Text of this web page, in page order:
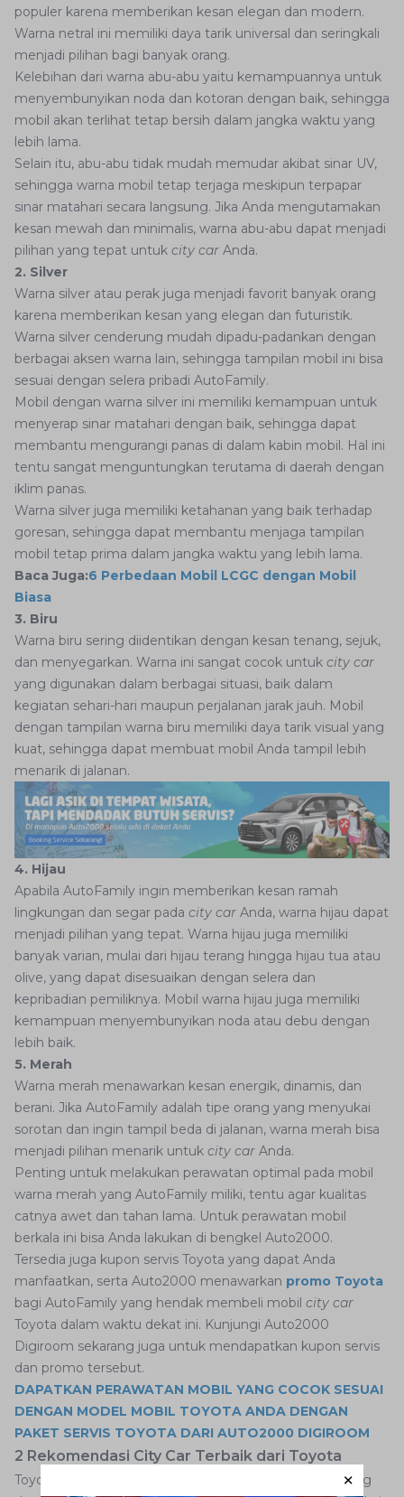
populer karena memberikan kesan elegan dan modern.
Warna netral ini memiliki daya tarik universal dan seringkali
menjadi pilihan bagi banyak orang.
Kelebihan dari warna abu-abu yaitu kemampuannya untuk
menyembunyikan noda dan kotoran dengan baik, sehingga
mobil akan terlihat tetap bersih dalam jangka waktu yang
lebih lama.
Selain itu, abu-abu tidak mudah memudar akibat sinar UV,
sehingga warna mobil tetap terjaga meskipun terpapar
sinar matahari secara langsung. Jika Anda mengutamakan
kesan mewah dan minimalis, warna abu-abu dapat menjadi
pilihan yang tepat untuk city car Anda.
2. Silver
Warna silver atau perak juga menjadi favorit banyak orang
karena memberikan kesan yang elegan dan futuristik.
Warna silver cenderung mudah dipadu-padankan dengan
berbagai aksen warna lain, sehingga tampilan mobil ini bisa
sesuai dengan selera pribadi AutoFamily.
Mobil dengan warna silver ini memiliki kemampuan untuk
menyerap sinar matahari dengan baik, sehingga dapat
membantu mengurangi panas di dalam kabin mobil. Hal ini
tentu sangat menguntungkan terutama di daerah dengan
iklim panas.
Warna silver juga memiliki ketahanan yang baik terhadap
goresan, sehingga dapat membantu menjaga tampilan
mobil tetap prima dalam jangka waktu yang lebih lama.
Baca Juga:6 Perbedaan Mobil LCGC dengan Mobil
Biasa
3. Biru
Warna biru sering diidentikan dengan kesan tenang, sejuk,
dan menyegarkan. Warna ini sangat cocok untuk city car
yang digunakan dalam berbagai situasi, baik dalam
kegiatan sehari-hari maupun perjalanan jarak jauh. Mobil
dengan tampilan warna biru memiliki daya tarik visual yang
kuat, sehingga dapat membuat mobil Anda tampil lebih
menarik di jalanan.
4. Hijau
Apabila AutoFamily ingin memberikan kesan ramah
lingkungan dan segar pada city car Anda, warna hijau dapat
menjadi pilihan yang tepat. Warna hijau juga memiliki
banyak varian, mulai dari hijau terang hingga hijau tua atau
olive, yang dapat disesuaikan dengan selera dan
kepribadian pemiliknya. Mobil warna hijau juga memiliki
kemampuan menyembunyikan noda atau debu dengan
lebih baik.
5. Merah
Warna merah menawarkan kesan energik, dinamis, dan
berani. Jika AutoFamily adalah tipe orang yang menyukai
sorotan dan ingin tampil beda di jalanan, warna merah bisa
menjadi pilihan menarik untuk city car Anda.
Penting untuk melakukan perawatan optimal pada mobil
warna merah yang AutoFamily miliki, tentu agar kualitas
catnya awet dan tahan lama. Untuk perawatan mobil
berkala ini bisa Anda lakukan di bengkel Auto2000.
Tersedia juga kupon servis Toyota yang dapat Anda
manfaatkan, serta Auto2000 menawarkan promo Toyota
bagi AutoFamily yang hendak membeli mobil city car
Toyota dalam waktu dekat ini. Kunjungi Auto2000
Digiroom sekarang juga untuk mendapatkan kupon servis
dan promo tersebut.
DAPATKAN PERAWATAN MOBIL YANG COCOK SESUAI
DENGAN MODEL MOBIL TOYOTA ANDA DENGAN
PAKET SERVIS TOYOTA DARI AUTO2000 DIGIROOM
2 Rekomendasi City Car Terbaik dari Toyota
Toyota menyediakan berbagai warna mobil
yang